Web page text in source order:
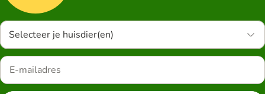
Selecteer je huisdier(en)